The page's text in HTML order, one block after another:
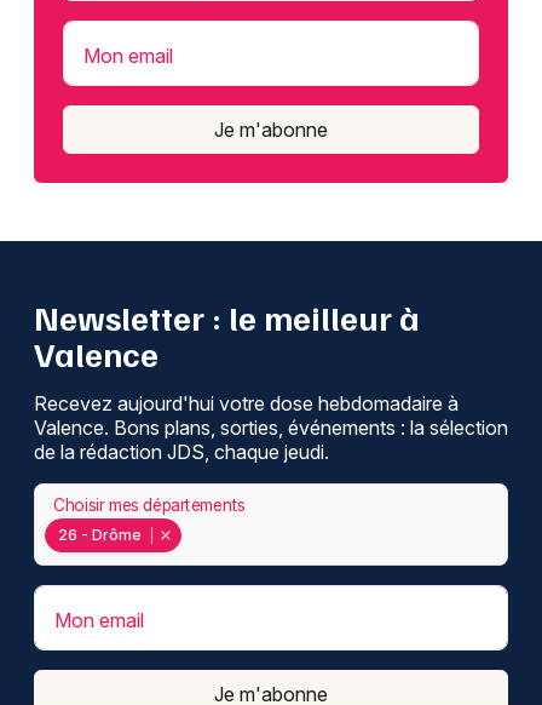
Mon email
Je m'abonne
Newsletter : le meilleur à
Valence
Recevez aujourd'hui votre dose hebdomadaire à
Valence. Bons plans, sorties, événements : la sélection
de la rédaction JDS, chaque jeudi.
26 - Drôme
Choisir mes départements
Mon email
Je m'abonne